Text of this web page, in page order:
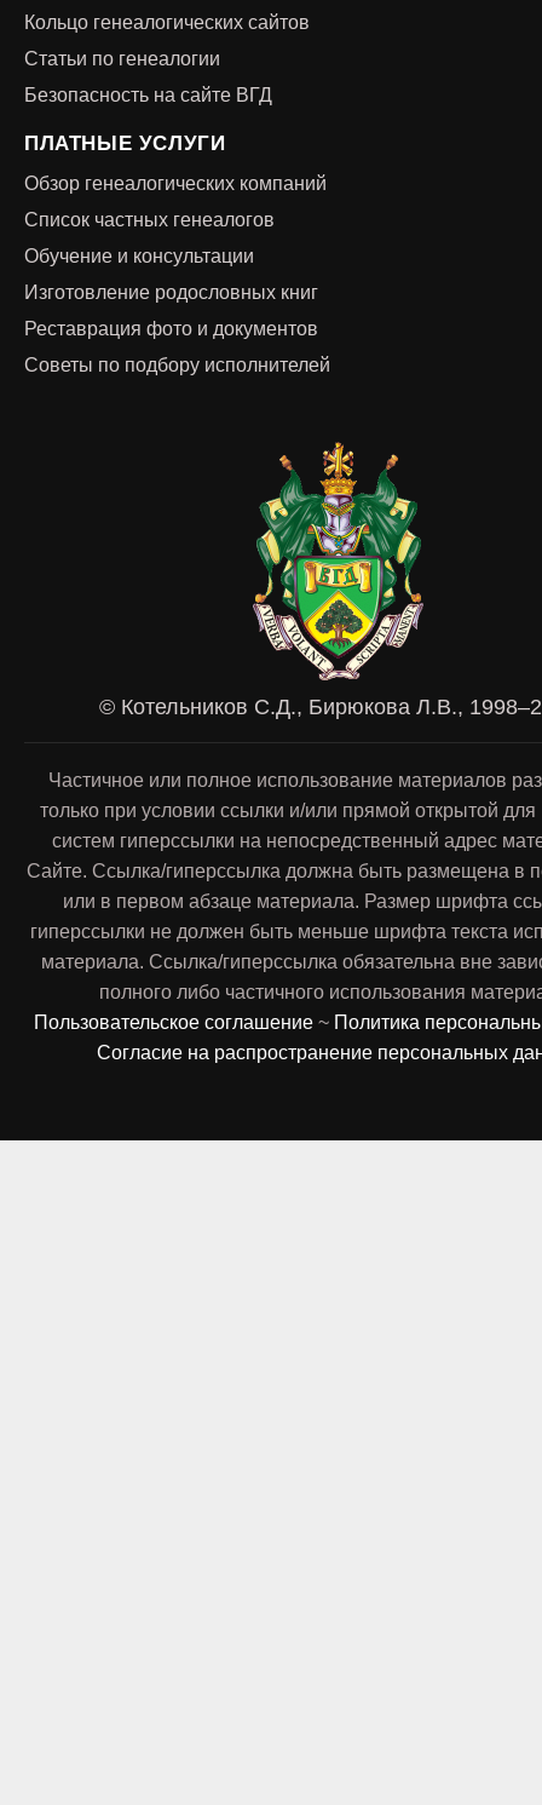
Кольцо генеалогических сайтов
Статьи по генеалогии
Безопасность на сайте ВГД
ПЛАТНЫЕ УСЛУГИ
Обзор генеалогических компаний
Список частных генеалогов
Обучение и консультации
Изготовление родословных книг
Реставрация фото и документов
Советы по подбору исполнителей
© Котельников С.Д., Бирюкова Л.В.,
Частичное или полное использование материалов
только при условии ссылки и/или прямой открытой
систем гиперссылки на непосредственный адрес
Сайте. Ссылка/гиперссылка должна быть размещена в
или в первом абзаце материала. Размер шрифта
гиперссылки не должен быть меньше шрифта текста
материала. Ссылка/гиперссылка обязательна вне
полного либо частичного использования
Пользовательское соглашение ~ Политика
Согласие на распространение персональных